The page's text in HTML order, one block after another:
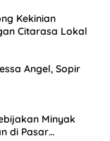
Kekinian
Citarasa Lokal
Angel, Sopir
Minyak
di Pasar